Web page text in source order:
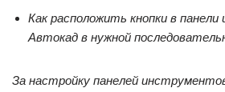
Как расположить кнопки в
Автокад в нужной
За настройку панелей